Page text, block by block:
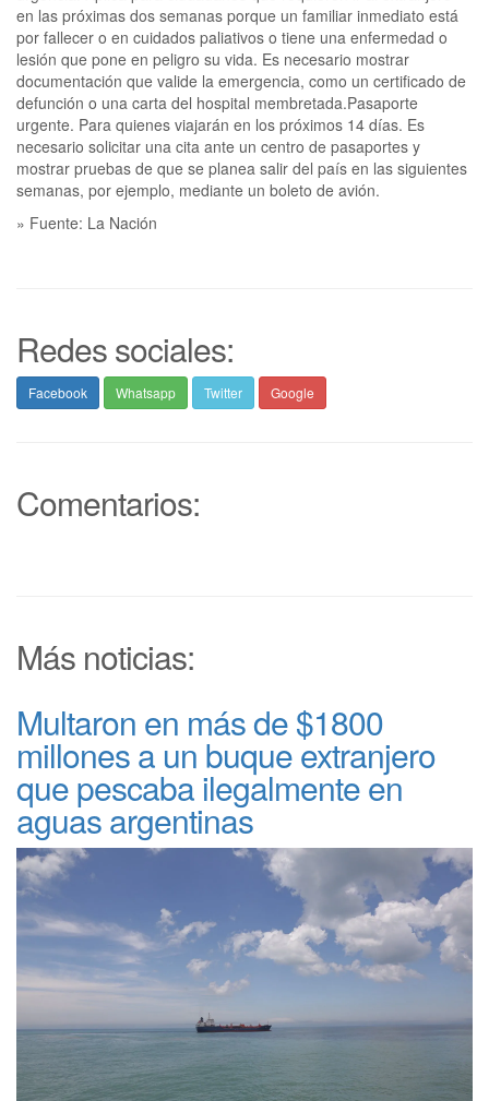
en las próximas dos semanas porque un familiar inmediato está
por fallecer o en cuidados paliativos o tiene una enfermedad o
lesión que pone en peligro su vida. Es necesario mostrar
documentación que valide la emergencia, como un certificado de
defunción o una carta del hospital membretada.Pasaporte
urgente. Para quienes viajarán en los próximos 14 días. Es
necesario solicitar una cita ante un centro de pasaportes y
mostrar pruebas de que se planea salir del país en las siguientes
semanas, por ejemplo, mediante un boleto de avión.
» Fuente: La Nación
Redes sociales:
Facebook Whatsapp Twitter Google
Comentarios:
Más noticias:
Multaron en más de $1800
millones a un buque extranjero
que pescaba ilegalmente en
aguas argentinas